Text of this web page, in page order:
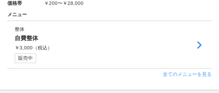
価格帯
￥200〜￥28,000
メニュー
整体
自費整体
￥3,000 （税込）
販売中
全てのメニューを見る